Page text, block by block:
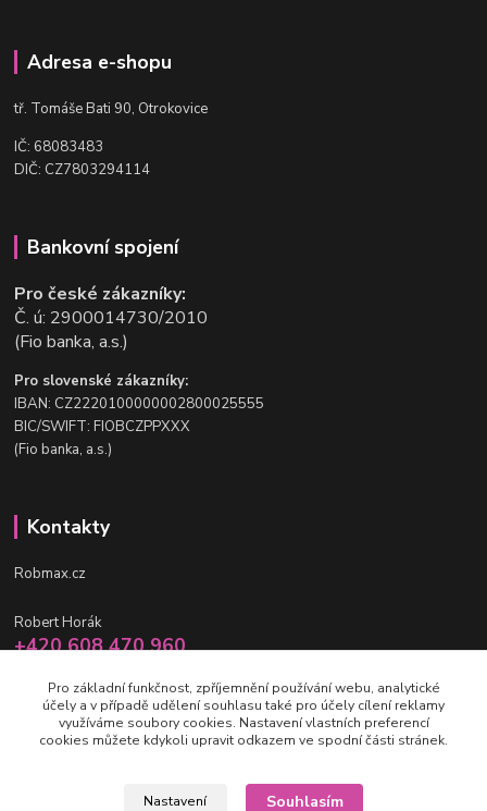
Adresa e-shopu
tř. Tomáše Bati 90, Otrokovice
IČ: 68083483
DIČ: CZ7803294114
Bankovní spojení
Pro české zákazníky:
Č. ú: 2900014730/2010
(Fio banka, a.s.)
Pro slovenské zákazníky:
IBAN: CZ2220100000002800025555
BIC/SWIFT: FIOBCZPPXXX
(Fio banka, a.s.)
Kontakty
Robmax.cz
Robert Horák
+420 608 470 960
info@robmax.cz
Pro základní funkčnost, zpříjemnění používání webu, analytické
účely a v případě udělení souhlasu také pro účely cílení reklamy
využíváme soubory cookies. Nastavení vlastních preferencí
cookies můžete kdykoli upravit odkazem ve spodní části stránek.
Nastavení Souhlasím